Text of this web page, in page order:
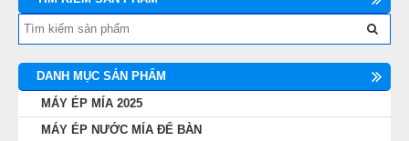
DANH MỤC SẢN PHẨM
MÁY ÉP MÍA 2025
MÁY ÉP NƯỚC MÍA ĐỂ BÀN